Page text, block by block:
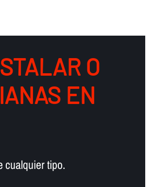
O
EN
cualquier tipo.